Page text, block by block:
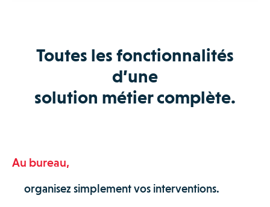
Toutes les fonctionnalités
d’une
solution métier complète.
Au bureau,
organisez simplement vos interventions.